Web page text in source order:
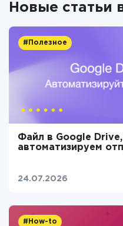
Новые статьи
#Полезное
Файл в Google
автоматизируем
24.07.2026
#How-to